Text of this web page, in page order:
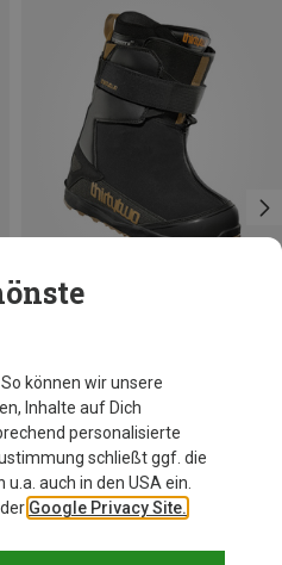
können wir unsere
Inhalte auf Dich
personalisierte
schließt ggf. die
auch in den USA ein.
Google Privacy Site.